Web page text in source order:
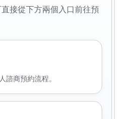
接從下方兩個入口前往預
諮商預約流程。